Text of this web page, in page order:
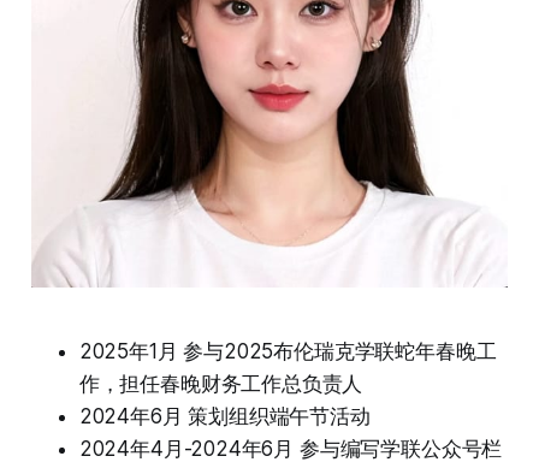
2025年1月 参与2025布伦瑞克学联蛇年春晚工
作，担任春晚财务工作总负责人
2024年6月 策划组织端午节活动
2024年4月-2024年6月 参与编写学联公众号栏